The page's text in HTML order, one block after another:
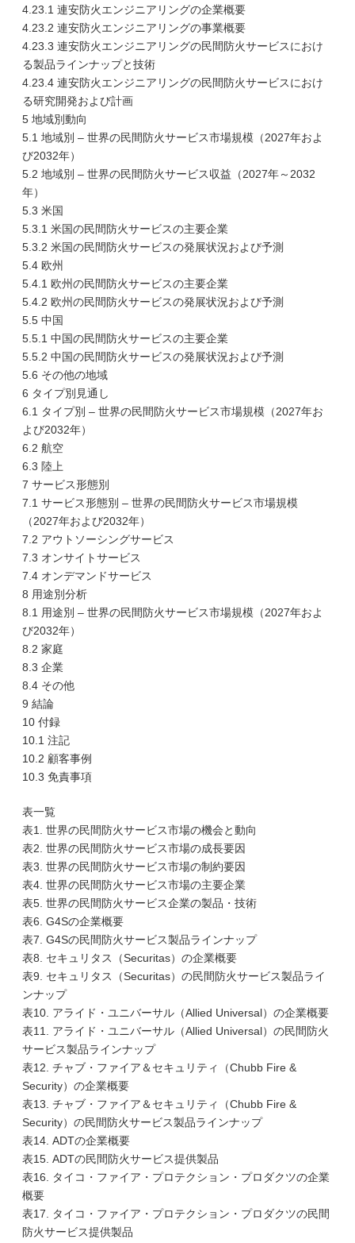
4.23.1 連安防火エンジニアリングの企業概要
4.23.2 連安防火エンジニアリングの事業概要
4.23.3 連安防火エンジニアリングの民間防火サービスにおけ
る製品ラインナップと技術
4.23.4 連安防火エンジニアリングの民間防火サービスにおけ
る研究開発および計画
5 地域別動向
5.1 地域別 – 世界の民間防火サービス市場規模（2027年およ
び2032年）
5.2 地域別 – 世界の民間防火サービス収益（2027年～2032
年）
5.3 米国
5.3.1 米国の民間防火サービスの主要企業
5.3.2 米国の民間防火サービスの発展状況および予測
5.4 欧州
5.4.1 欧州の民間防火サービスの主要企業
5.4.2 欧州の民間防火サービスの発展状況および予測
5.5 中国
5.5.1 中国の民間防火サービスの主要企業
5.5.2 中国の民間防火サービスの発展状況および予測
5.6 その他の地域
6 タイプ別見通し
6.1 タイプ別 – 世界の民間防火サービス市場規模（2027年お
よび2032年）
6.2 航空
6.3 陸上
7 サービス形態別
7.1 サービス形態別 – 世界の民間防火サービス市場規模
（2027年および2032年）
7.2 アウトソーシングサービス
7.3 オンサイトサービス
7.4 オンデマンドサービス
8 用途別分析
8.1 用途別 – 世界の民間防火サービス市場規模（2027年およ
び2032年）
8.2 家庭
8.3 企業
8.4 その他
9 結論
10 付録
10.1 注記
10.2 顧客事例
10.3 免責事項
表一覧
表1. 世界の民間防火サービス市場の機会と動向
表2. 世界の民間防火サービス市場の成長要因
表3. 世界の民間防火サービス市場の制約要因
表4. 世界の民間防火サービス市場の主要企業
表5. 世界の民間防火サービス企業の製品・技術
表6. G4Sの企業概要
表7. G4Sの民間防火サービス製品ラインナップ
表8. セキュリタス（Securitas）の企業概要
表9. セキュリタス（Securitas）の民間防火サービス製品ライ
ンナップ
表10. アライド・ユニバーサル（Allied Universal）の企業概要
表11. アライド・ユニバーサル（Allied Universal）の民間防火
サービス製品ラインナップ
表12. チャブ・ファイア＆セキュリティ（Chubb Fire &
Security）の企業概要
表13. チャブ・ファイア＆セキュリティ（Chubb Fire &
Security）の民間防火サービス製品ラインナップ
表14. ADTの企業概要
表15. ADTの民間防火サービス提供製品
表16. タイコ・ファイア・プロテクション・プロダクツの企業
概要
表17. タイコ・ファイア・プロテクション・プロダクツの民間
防火サービス提供製品